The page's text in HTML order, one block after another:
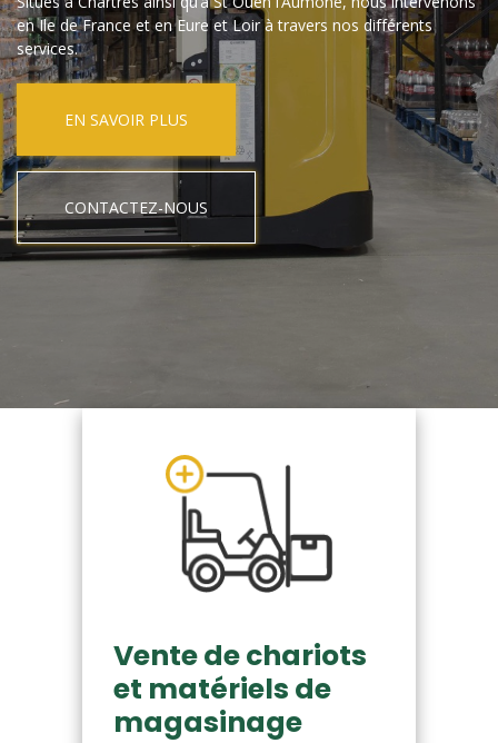
en Ile de France et en Eure et Loir à travers nos différents
services.
EN SAVOIR PLUS
CONTACTEZ-NOUS
Vente de chariots
et matériels de
magasinage